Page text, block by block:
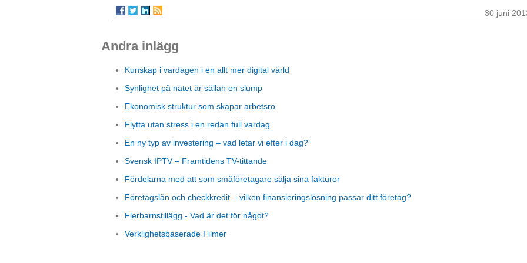
30 juni
Andra inlägg
Kunskap i vardagen i en allt mer digital värld
Synlighet på nätet är sällan en slump
Ekonomisk struktur som skapar arbetsro
Flytta utan stress i en redan full vardag
En ny typ av investering – vad letar vi efter i dag?
Svensk IPTV – Framtidens TV-tittande
Fördelarna med att som småföretagare sälja sina fakturor
Företagslån och checkkredit – vilken finansieringslösning passar ditt företag?
Flerbarnstillägg - Vad är det för något?
Verklighetsbaserade Filmer